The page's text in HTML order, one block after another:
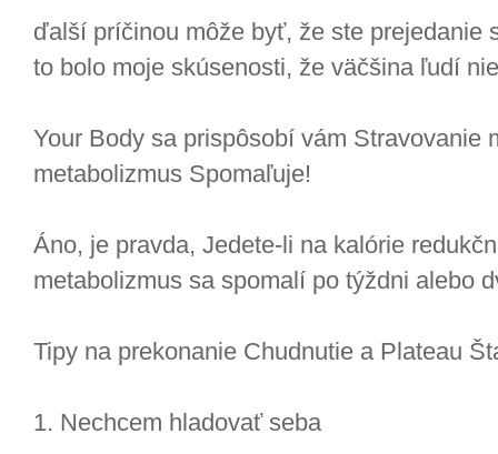
ďalší príčinou môže byť, že ste prejedanie
to bolo moje skúsenosti, že väčšina ľudí
Your Body sa prispôsobí vám Stravovanie
metabolizmus Spomaľuje!
Áno, je pravda, Jedete-li na kalórie
metabolizmus sa spomalí po týždni alebo
Tipy na prekonanie Chudnutie a Plateau
1. Nechcem hladovať seba